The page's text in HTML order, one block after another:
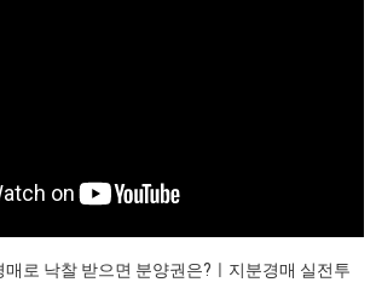
로 낙찰 받으면 분양권은?ㅣ지분경매 실전투